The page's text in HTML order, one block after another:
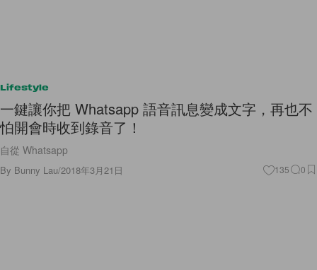
Lifestyle
一鍵讓你把 Whatsapp 語音訊息變成文字，再也不
怕開會時收到錄音了！
自從 Whatsapp
By Bunny Lau/2018年3月21日 135 0